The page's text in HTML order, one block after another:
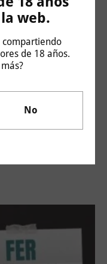
web.
compartiendo
de 18 años.
No